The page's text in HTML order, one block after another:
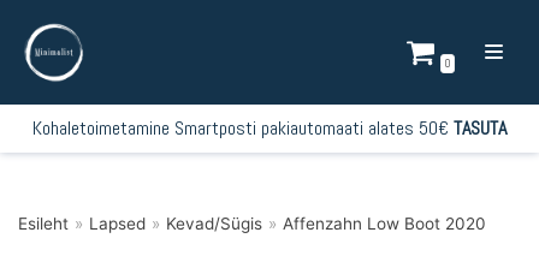
Mine
sisu
0
Kohaletoimetamine Smartposti pakiautomaati alates 50€ TASUTA
Esileht » Lapsed » Kevad/Sügis » Affenzahn Low Boot 2020